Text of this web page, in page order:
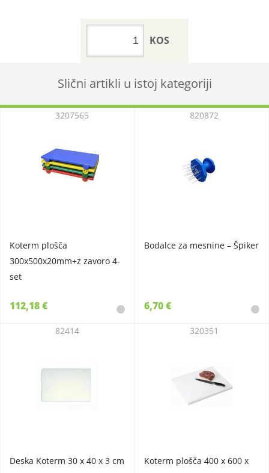
KOS
Slični artikli u istoj kategoriji
Koterm plošča
300x500x20mm+z zavoro 4-
set
3207565
112,18 €
Bodalce za mesnine – Špiker
820872
6,70 €
Deska Koterm 30 x 40 x 3 cm
82414
Koterm plošča 400 x 600 x
320351